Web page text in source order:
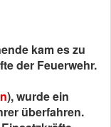
kam es zu
der Feuerwehr.
), wurde ein
überfahren.